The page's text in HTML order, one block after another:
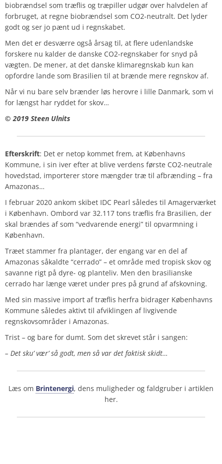
biobrændsel som træflis og træpiller udgør over halvdelen af
forbruget, at regne biobrændsel som CO2-neutralt. Det lyder
godt og ser jo pænt ud i regnskabet.
Men det er desværre også årsag til, at flere udenlandske
forskere nu kalder de danske CO2-regnskaber for snyd på
vægten. De mener, at det danske klimaregnskab kun kan
opfordre lande som Brasilien til at brænde mere regnskov af.
Når vi nu bare selv brænder løs herovre i lille Danmark, som vi
for længst har ryddet for skov…
© 2019 Steen Ulnits
Efterskrift: Det er netop kommet frem, at Københavns
Kommune, i sin iver efter at blive verdens første CO2-neutrale
hovedstad, importerer store mængder træ til afbrænding – fra
Amazonas…
I februar 2020 ankom skibet IDC Pearl således til Amagerværket
i København. Ombord var 32.117 tons træflis fra Brasilien, der
skal brændes af som “vedvarende energi” til opvarmning i
København.
Træet stammer fra plantager, der engang var en del af
Amazonas såkaldte “cerrado” – et område med tropisk skov og
savanne rigt på dyre- og planteliv. Men den brasilianske
cerrado har længe været under pres på grund af afskovning.
Med sin massive import af træflis herfra bidrager Københavns
Kommune således aktivt til afviklingen af livgivende
regnskovsområder i Amazonas.
Trist – og bare for dumt. Som det skrevet står i sangen:
– Det sku’ vær’ så godt, men så var det faktisk skidt…
Læs om Brintenergi, dens muligheder og faldgruber i artiklen
her.